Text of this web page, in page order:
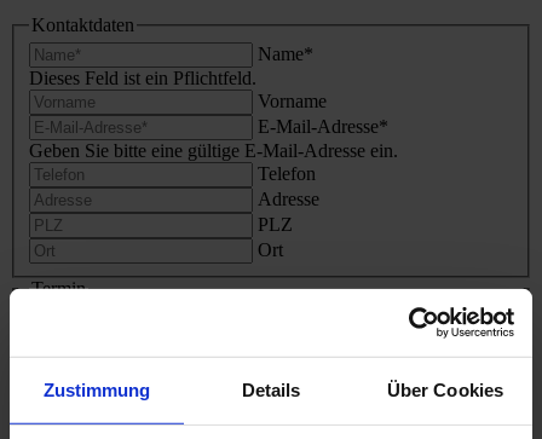
Zustimmung Details Über Cookies
Kontaktdaten
Name*
Dieses Feld ist ein Pflichtfeld.
Vorname
E-Mail-Adresse*
Geben Sie bitte eine gültige E-Mail-Adresse ein.
Telefon
Adresse
PLZ
Ort
Termin
Ihr Wunschtermin
Alternativtermin
Senden